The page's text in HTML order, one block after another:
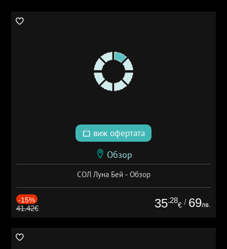
виж офертата
Обзор
СОЛ Луна Бей - Обзор
-15%
41.42€ 35.28
€ / 69лв.